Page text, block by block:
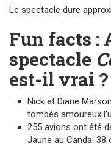
Le spectacle dure
Fun facts :
spectacle
est-il vrai ?
Nick et Diane
tombés amoureux
255 avions ont été
Jaune au Canda. 38